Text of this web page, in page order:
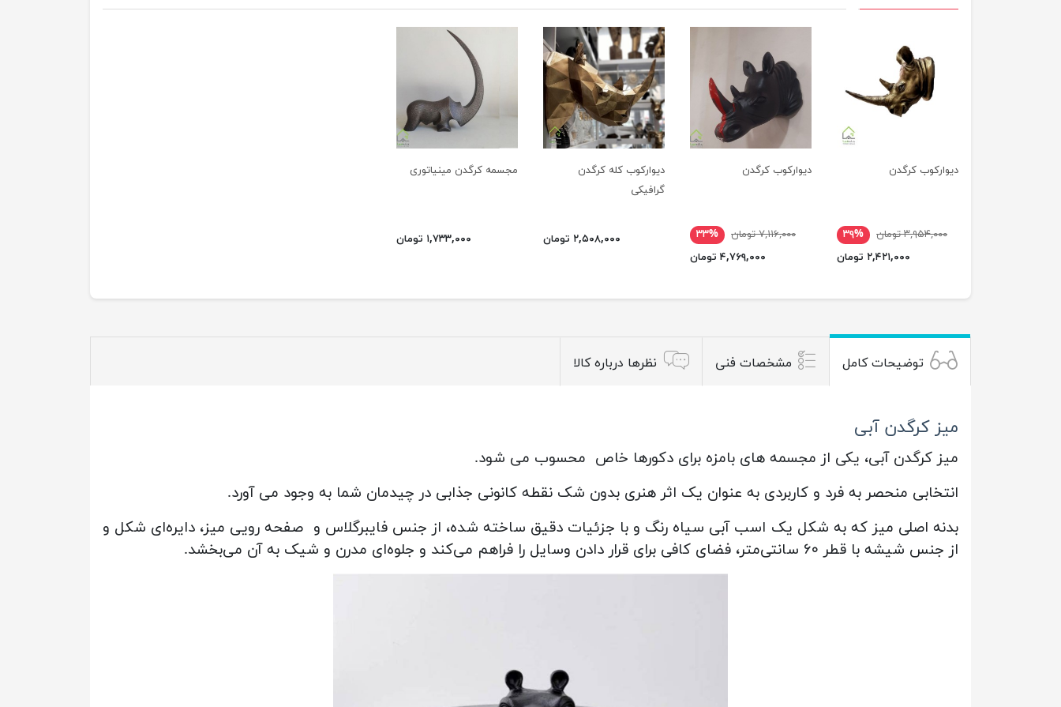
دیوارکوب کرگدن
۳,۹۵۴,۰۰۰ تومان
۳۹%
۲,۴۲۱,۰۰۰ تومان
دیوارکوب کرگدن
۷,۱۱۶,۰۰۰ تومان
۳۳%
۴,۷۶۹,۰۰۰ تومان
دیوارکوب کله کرگدن
گرافیکی
۲,۵۰۸,۰۰۰ تومان
مجسمه کرگدن مینیاتوری
۱,۷۳۳,۰۰۰ تومان
توضیحات کامل مشخصات فنی نظرها درباره کالا
میز کرگدن آبی
میز کرگدن آبی، یکی از مجسمه های بامزه برای دکورها خاص محسوب می شود.
انتخابی منحصر به فرد و کاربردی به عنوان یک اثر هنری بدون شک نقطه کانونی جذابی در چیدمان شما به وجود می آورد.
بدنه اصلی میز که به شکل یک اسب آبی سیاه رنگ و با جزئیات دقیق ساخته شده، از جنس فایبرگلاس و صفحه رویی میز، دایره‌ای شکل و
از جنس شیشه با قطر ۶۰ سانتی‌متر، فضای کافی برای قرار دادن وسایل را فراهم می‌کند و جلوه‌ای مدرن و شیک به آن می‌بخشد.